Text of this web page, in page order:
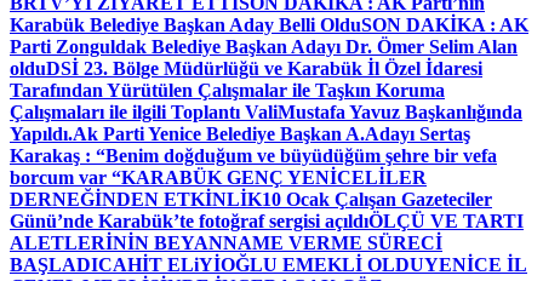
Karabük Belediye Başkan Aday Belli OlduSON DAKİKA : AK
Parti Zonguldak Belediye Başkan Adayı Dr. Ömer Selim Alan
olduDSİ 23. Bölge Müdürlüğü ve Karabük İl Özel İdaresi
Tarafından Yürütülen Çalışmalar ile Taşkın Koruma
Çalışmaları ile ilgili Toplantı ValiMustafa Yavuz Başkanlığında
Yapıldı.Ak Parti Yenice Belediye Başkan A.Adayı Sertaş
Karakaş : “Benim doğduğum ve büyüdüğüm şehre bir vefa
borcum var “KARABÜK GENÇ YENİCELİLER
DERNEĞİNDEN ETKİNLİK10 Ocak Çalışan Gazeteciler
Günü’nde Karabük’te fotoğraf sergisi açıldıÖLÇÜ VE TARTI
ALETLERİNİN BEYANNAME VERME SÜRECİ
BAŞLADICAHİT ELiYİOĞLU EMEKLİ OLDUYENİCE İL